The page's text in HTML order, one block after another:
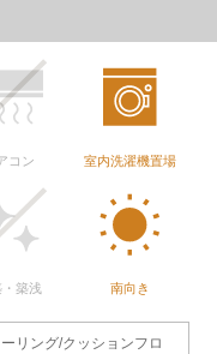
コン 室内洗濯機置場
・築浅 南向き
リング/クッションフロ